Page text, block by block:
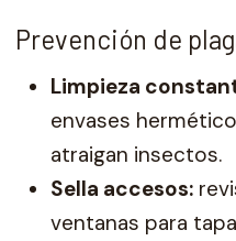
Prevención de
Limpieza
envases
atraigan insectos.
Sella accesos:
ventanas para